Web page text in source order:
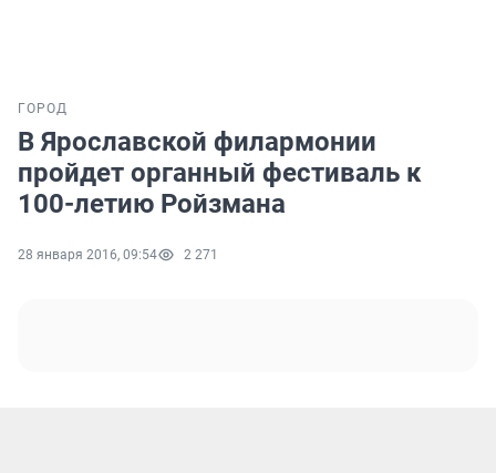
ГОРОД
В Ярославской филармонии
пройдет органный фестиваль к
100-летию Ройзмана
28 января 2016, 09:54 2 271